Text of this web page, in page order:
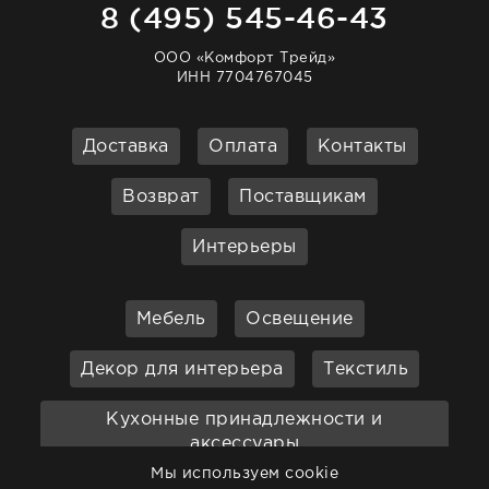
8 (495) 545-46-43
ООО «Комфорт Трейд»
ИНН 7704767045
Доставка Оплата Контакты
Возврат Поставщикам
Интерьеры
Мебель Освещение
Декор для интерьера Текстиль
Кухонные принадлежности и
аксессуары
Мы используем cookie